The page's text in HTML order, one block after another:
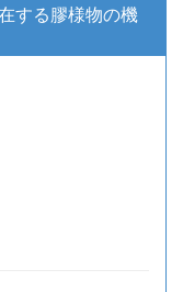
する膠様物の機